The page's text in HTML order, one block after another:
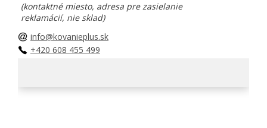
(kontaktné miesto, adresa pre zasielanie
reklamácií, nie sklad)
info@kovanieplus.sk
+420 608 455 499